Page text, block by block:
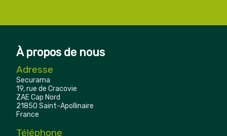
À propos de nous
Adresse
Securama
19, rue de Cracovie
ZAE Cap Nord
21850 Saint-Apollinaire
France
Téléphone